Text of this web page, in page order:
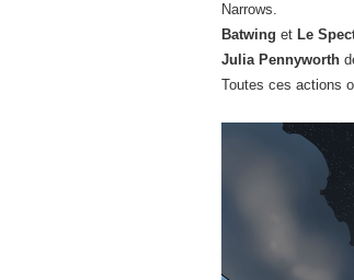
Narrows.
Batwing et Le
Julia Pennyworth
Toutes ces actions